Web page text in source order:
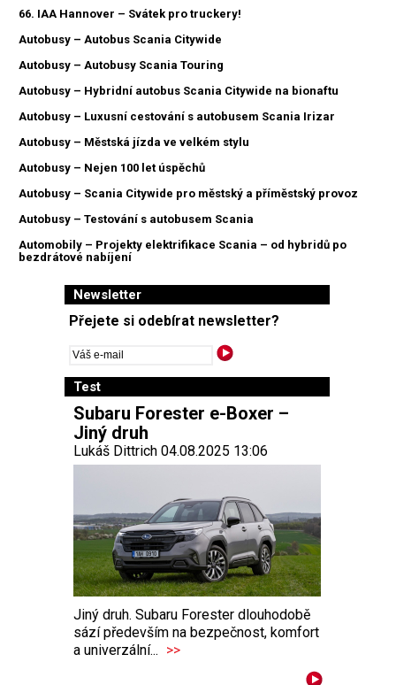
66. IAA Hannover – Svátek pro truckery!
Autobusy – Autobus Scania Citywide
Autobusy – Autobusy Scania Touring
Autobusy – Hybridní autobus Scania Citywide na bionaftu
Autobusy – Luxusní cestování s autobusem Scania Irizar
Autobusy – Městská jízda ve velkém stylu
Autobusy – Nejen 100 let úspěchů
Autobusy – Scania Citywide pro městský a příměstský provoz
Autobusy – Testování s autobusem Scania
Automobily – Projekty elektrifikace Scania – od hybridů po
bezdrátové nabíjení
Newsletter
Přejete si odebírat newsletter?
Test
Subaru Forester e-Boxer –
Jiný druh
Lukáš Dittrich 04.08.2025 13:06
Jiný druh. Subaru Forester dlouhodobě
sází především na bezpečnost, komfort
a univerzální... >>